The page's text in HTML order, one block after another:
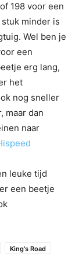
198 voor een
minder is
Wel ben je
een
erg lang,
het
nog sneller
maar dan
naar
leuke tijd
een beetje
King's Road